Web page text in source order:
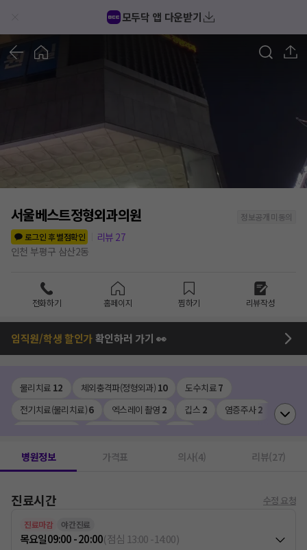
모두닥 앱 다운받기
서울베스트정형외과의원
정보공개 미동의
로그인 후 별점확인
리뷰 27
인천 부평구 삼산2동
전화하기 홈페이지 찜하기 리뷰작성
임직원/학생 할인가확인하러 가기 👀
물리치료 12 체외충격파(정형외과) 10 도수치료7
전기치료(물리치료)6 엑스레이 촬영 2 깁스 2 염증주사2
병원정보 가격표 의사(4) 리뷰(27)
진료시간 수정 요청
진료마감 야간진료
목요일09:00 - 20:00(점심 13:00-14:00)